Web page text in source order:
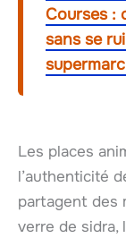
Courses :
sans se
Les places
l’authenticité
partagent des
verre de sidra,